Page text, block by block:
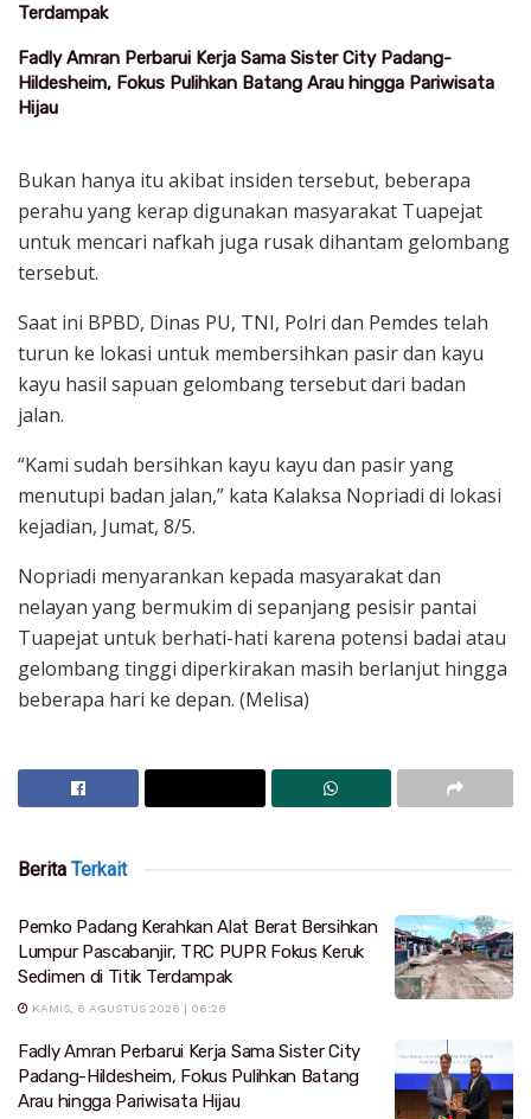
Terdampak
Fadly Amran Perbarui Kerja Sama Sister City Padang-
Hildesheim, Fokus Pulihkan Batang Arau hingga Pariwisata
Hijau
Bukan hanya itu akibat insiden tersebut, beberapa
perahu yang kerap digunakan masyarakat Tuapejat
untuk mencari nafkah juga rusak dihantam gelombang
tersebut.
Saat ini BPBD, Dinas PU, TNI, Polri dan Pemdes telah
turun ke lokasi untuk membersihkan pasir dan kayu
kayu hasil sapuan gelombang tersebut dari badan
jalan.
“Kami sudah bersihkan kayu kayu dan pasir yang
menutupi badan jalan,” kata Kalaksa Nopriadi di lokasi
kejadian, Jumat, 8/5.
Nopriadi menyarankan kepada masyarakat dan
nelayan yang bermukim di sepanjang pesisir pantai
Tuapejat untuk berhati-hati karena potensi badai atau
gelombang tinggi diperkirakan masih berlanjut hingga
beberapa hari ke depan. (Melisa)
Berita Terkait
Pemko Padang Kerahkan Alat Berat Bersihkan
Lumpur Pascabanjir, TRC PUPR Fokus Keruk
Sedimen di Titik Terdampak
KAMIS, 6 AGUSTUS 2026 | 06:28
Fadly Amran Perbarui Kerja Sama Sister City
Padang-Hildesheim, Fokus Pulihkan Batang
Arau hingga Pariwisata Hijau